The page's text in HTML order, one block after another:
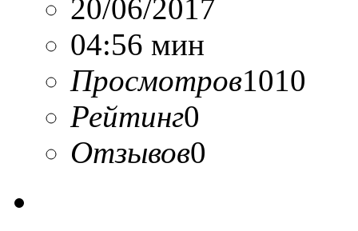
20/06/2017
04:56 мин
Просмотров1010
Рейтинг0
Отзывов0